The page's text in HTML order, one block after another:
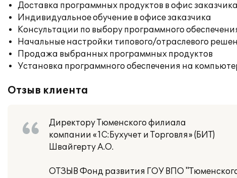
Доставка программных продуктов в офис заказчика
Индивидуальное обучение в офисе заказчика
Консультации по выбору программного
Начальные настройки типового/отраслевого
Продажа выбранных программных продуктов
Установка программного обеспечения на
Отзыв клиента
Директору Тюменского филиала
компании «1С:Бухучет и Торговля» (БИТ)
Швайгерту А.О.
ОТЗЫВ Фонд развития ГОУ ВПО "Тюменского